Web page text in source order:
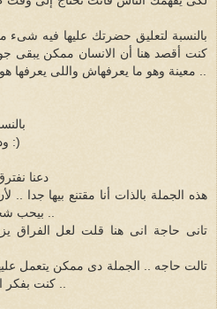
بالنسبة لتعليق حضرتك عليها فيه شىء
كنت أقصد هنا أن الانسان ممكن يبقى
ودى بتفرق من واحد للتانى :)
دعنا
هذه الجملة بالذات أنا مقتنع بيها جدا ..
تانى حاجة انى هنا قلت لعل الفراق
تالت حاجه .. الجملة دى ممكن يتعمل